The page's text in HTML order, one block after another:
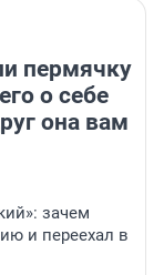
пермячку
о себе
она вам
зачем
и переехал в